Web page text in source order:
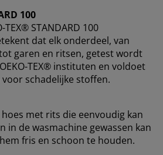
100
STANDARD 100
dat elk onderdeel, van
garen en ritsen, getest wordt
TEX® instituten en voldoet
schadelijke stoffen.
met rits die eenvoudig kan
in de wasmachine gewassen kan
fris en schoon te houden.